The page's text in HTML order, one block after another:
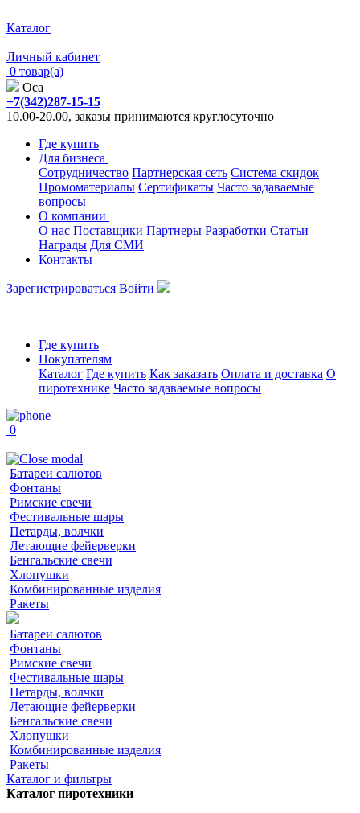
Каталог
Личный кабинет
0 товар(а)
Оса
+7(342)287-15-15
10.00-20.00, заказы принимаются круглосуточно
Где купить
Для бизнеса
Сотрудничество Партнерская сеть Система скидок
Промоматериалы Сертификаты Часто задаваемые
вопросы
О компании
О нас Поставщики Партнеры Разработки Статьи
Награды Для СМИ
Контакты
Зарегистрироваться Войти
Где купить
Покупателям
Каталог Где купить Как заказать Оплата и доставка О
пиротехнике Часто задаваемые вопросы
0
Батареи салютов
Фонтаны
Римские свечи
Фестивальные шары
Петарды, волчки
Летающие фейерверки
Бенгальские свечи
Хлопушки
Комбинированные изделия
Ракеты
Батареи салютов
Фонтаны
Римские свечи
Фестивальные шары
Петарды, волчки
Летающие фейерверки
Бенгальские свечи
Хлопушки
Комбинированные изделия
Ракеты
Каталог и фильтры
Каталог пиротехники